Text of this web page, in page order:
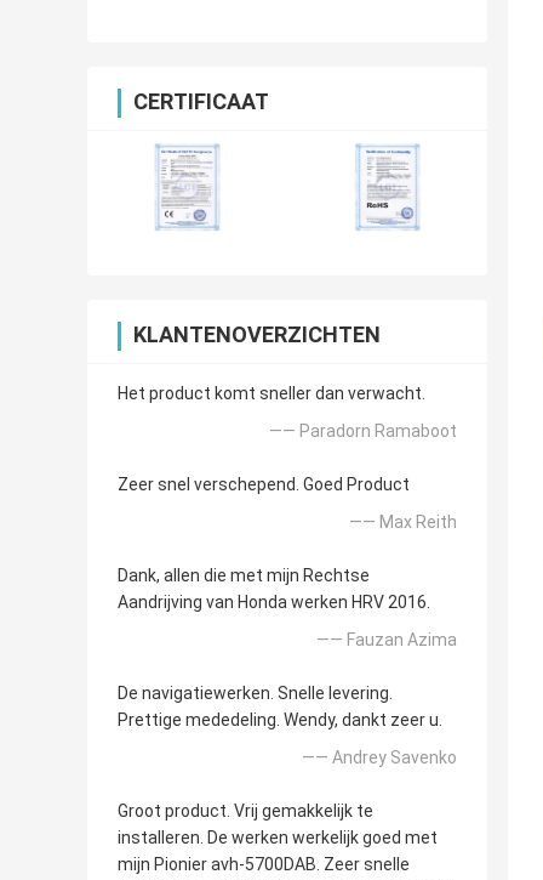
CERTIFICAAT
KLANTENOVERZICHTEN
Het product komt sneller dan verwacht.
—— Paradorn Ramaboot
Zeer snel verschepend. Goed Product
—— Max Reith
Dank, allen die met mijn Rechtse
Aandrijving van Honda werken HRV 2016.
—— Fauzan Azima
De navigatiewerken. Snelle levering.
Prettige mededeling. Wendy, dankt zeer u.
—— Andrey Savenko
Groot product. Vrij gemakkelijk te
installeren. De werken werkelijk goed met
mijn Pionier avh-5700DAB. Zeer snelle